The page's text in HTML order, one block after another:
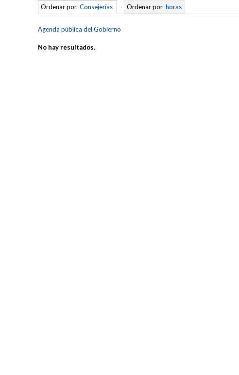
Ordenar por Consejerías - Ordenar por horas
Agenda pública del Gobierno
No hay resultados.